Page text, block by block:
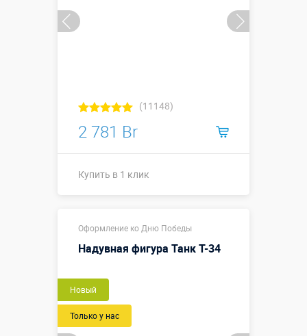
(11148)
2 781 Br
Купить в 1 клик
Оформление ко Дню Победы
Надувная фигура Танк Т-34
Новый
Только у нас